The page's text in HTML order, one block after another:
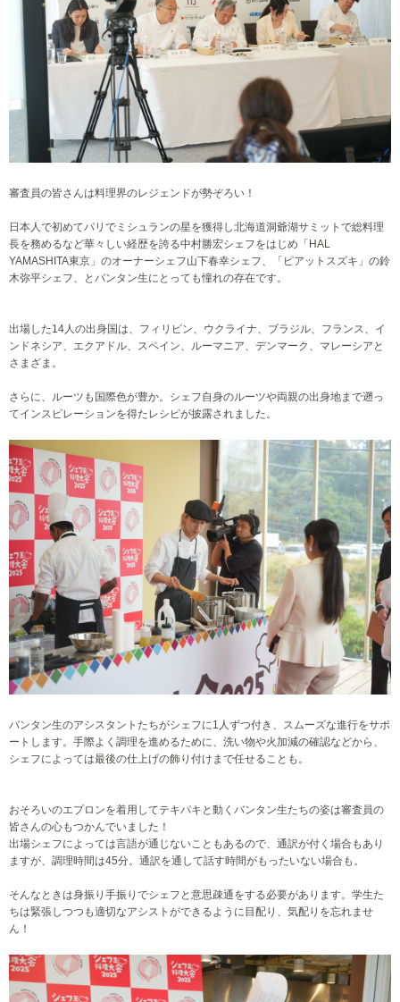
審査員の皆さんは料理界のレジェンドが勢ぞろい！
日本人で初めてパリでミシュランの星を獲得し北海道洞爺湖サミットで総料理
長を務めるなど華々しい経歴を誇る中村勝宏シェフをはじめ「HAL
YAMASHITA東京」のオーナーシェフ山下春幸シェフ、「ピアットスズキ」の鈴
木弥平シェフ、とバンタン生にとっても憧れの存在です。
出場した14人の出身国は、フィリピン、ウクライナ、ブラジル、フランス、イ
ンドネシア、エクアドル、スペイン、ルーマニア、デンマーク、マレーシアと
さまざま。
さらに、ルーツも国際色が豊か。シェフ自身のルーツや両親の出身地まで遡っ
てインスピレーションを得たレシピが披露されました。
バンタン生のアシスタントたちがシェフに1人ずつ付き、スムーズな進行をサポ
ートします。手際よく調理を進めるために、洗い物や火加減の確認などから、
シェフによっては最後の仕上げの飾り付けまで任せることも。
おそろいのエプロンを着用してテキパキと動くバンタン生たちの姿は審査員の
皆さんの心もつかんでいました！
出場シェフによっては言語が通じないこともあるので、通訳が付く場合もあり
ますが、調理時間は45分。通訳を通して話す時間がもったいない場合も。
そんなときは身振り手振りでシェフと意思疎通をする必要があります。学生た
ちは緊張しつつも適切なアシストができるように目配り、気配りを忘れませ
ん！